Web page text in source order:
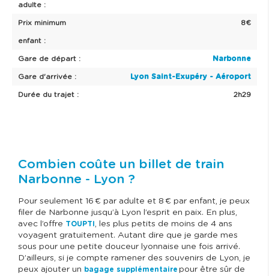
adulte :
Prix minimum
enfant :
8€
Gare de départ : Narbonne
Gare d'arrivée : Lyon Saint-Exupéry - Aéroport
Durée du trajet : 2h29
Combien coûte un billet de train
Narbonne - Lyon ?
Pour seulement 16 € par adulte et 8 € par enfant, je peux
filer de Narbonne jusqu’à Lyon l’esprit en paix. En plus,
avec l’offre TOUPTI, les plus petits de moins de 4 ans
voyagent gratuitement. Autant dire que je garde mes
sous pour une petite douceur lyonnaise une fois arrivé.
D’ailleurs, si je compte ramener des souvenirs de Lyon, je
peux ajouter un bagage supplémentaire pour être sûr de